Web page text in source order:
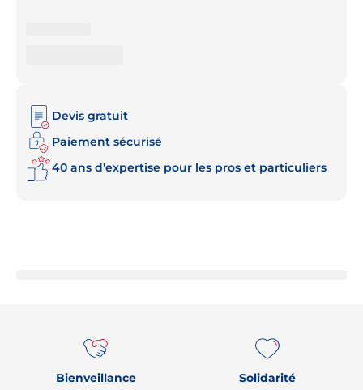
Devis gratuit
Paiement sécurisé
40 ans d’expertise pour les pros et particuliers
Bienveillance
Solidarité